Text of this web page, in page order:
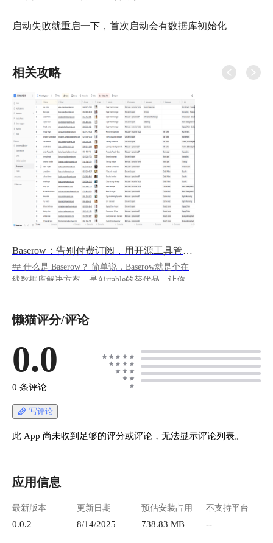
启动失败就重启一下，首次启动会有数据库初始化
相关攻略
Baserow：告别付费订阅，用开源工具管理你的数据
## 什么是 Baserow？ 简单说，Baserow就是个在
线数据库解决方案，是Airtable的替代品，让你用
格，还能： - 多人实时协作 - 自动化工作流程 -
https://appstore.lazycat.cloud/#/shop/detail/peterpig.l
zcapp.baserow ## 上手指南 应用安装后，打开首
页，先注册一个用户 ![image.png](https://lzc-
chengdu.myqcloud.com/guidelines/496/04788fb1-
7dd9-43cd-b201-27c940ad7542.png "image.png")
创建工作区间，你可以用内置的模版，也可以先
c170-428a-9de9-4ed9d9a97f42.png "image.png") 添
playground-1301583638.cos.ap-
chengdu.myqcloud.com/guidelines/496/cb933e5b-
懒猫评分/评论
0.0
0 条评论
写评论
此 App 尚未收到足够的评分或评论，无法显示评论列表。
应用信息
最新版本
0.0.2
更新日期
8/14/2025
预估安装占用
738.83 MB
不支持平台
--